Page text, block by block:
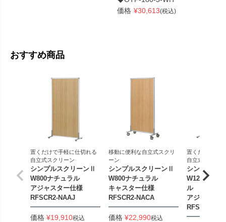
価格 ¥30,613(税込)
おすすめ商品
置くだけで手軽に仕切れる
自立式スクリーン
シンプルスクリーンⅡ
W800ナチュラル
アジャスター仕様
RFSCR2-NAAJ
価格 ¥19,910税込
移動に便利な自立式スクリ
ーン
シンプルスクリーンⅡ
W800ナチュラル
キャスター仕様
RFSCR2-NACA
価格 ¥22,990税込
置くだけで手
自立式スクリ
シンプルス
W1200ワイ
ル
アジャスタ
RFSCR2-